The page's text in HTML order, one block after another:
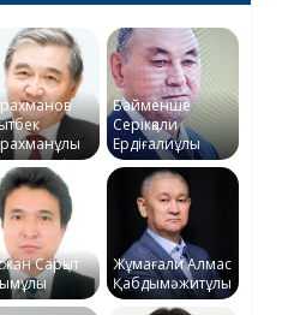
Байменше
Серікқали
Ердіғалиұлы
Сарқыт
Жұмағали Алмас
Қабдымәжитұлы